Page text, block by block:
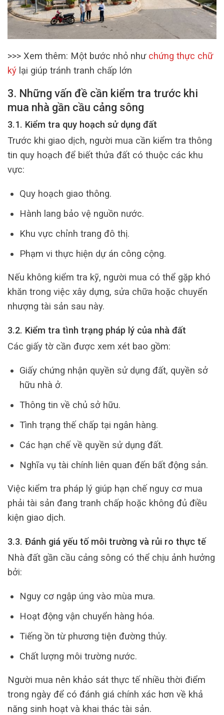
>>> Xem thêm: Một bước nhỏ như chứng thực chữ
ký lại giúp tránh tranh chấp lớn
3. Những vấn đề cần kiểm tra trước khi
mua nhà gần cầu cảng sông
3.1. Kiểm tra quy hoạch sử dụng đất
Trước khi giao dịch, người mua cần kiểm tra thông
tin quy hoạch để biết thửa đất có thuộc các khu
vực:
Quy hoạch giao thông.
Hành lang bảo vệ nguồn nước.
Khu vực chỉnh trang đô thị.
Phạm vi thực hiện dự án công cộng.
Nếu không kiểm tra kỹ, người mua có thể gặp khó
khăn trong việc xây dựng, sửa chữa hoặc chuyển
nhượng tài sản sau này.
3.2. Kiểm tra tình trạng pháp lý của nhà đất
Các giấy tờ cần được xem xét bao gồm:
Giấy chứng nhận quyền sử dụng đất, quyền sở
hữu nhà ở.
Thông tin về chủ sở hữu.
Tình trạng thế chấp tại ngân hàng.
Các hạn chế về quyền sử dụng đất.
Nghĩa vụ tài chính liên quan đến bất động sản.
Việc kiểm tra pháp lý giúp hạn chế nguy cơ mua
phải tài sản đang tranh chấp hoặc không đủ điều
kiện giao dịch.
3.3. Đánh giá yếu tố môi trường và rủi ro thực tế
Nhà đất gần cầu cảng sông có thể chịu ảnh hưởng
bởi:
Nguy cơ ngập úng vào mùa mưa.
Hoạt động vận chuyển hàng hóa.
Tiếng ồn từ phương tiện đường thủy.
Chất lượng môi trường nước.
Người mua nên khảo sát thực tế nhiều thời điểm
trong ngày để có đánh giá chính xác hơn về khả
năng sinh hoạt và khai thác tài sản.